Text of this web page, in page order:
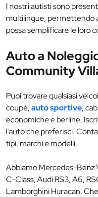
I nostri autisti sono
multilingue, permettendo
possa semplificare le loro
Auto a
Community
Puoi trovare qualsiasi
coupé,auto sportive,
economiche e berline.
l'auto che preferisci.
tipi, marchi e modelli.
Abbiamo Mercedes-Benz
C-Class, Audi RS3, A6,
Lamborghini Huracan,